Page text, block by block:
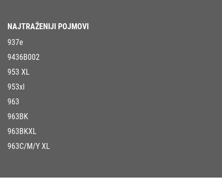
NAJTRAŽENIJI POJMOVI
937e
9436B002
953 XL
953xl
963
963BK
963BKXL
963C/M/Y XL